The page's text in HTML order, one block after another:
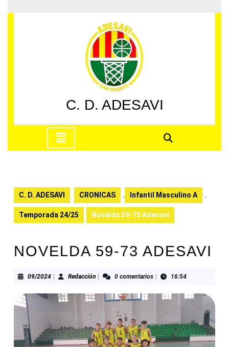
al
C. D. ADESAVI
apertura
C. D. ADESAVI CRONICAS , Infantil Masculino A ,
Temporada 24/25 Novelda 59-73 Adesavi
NOVELDA 59-73 ADESAVI
09/202409/2024RedacciónRedacción0 comentarios 16:54